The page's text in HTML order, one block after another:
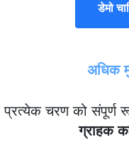
डेमो
अधिक
प्रत्येक चरण को
ग्राहक